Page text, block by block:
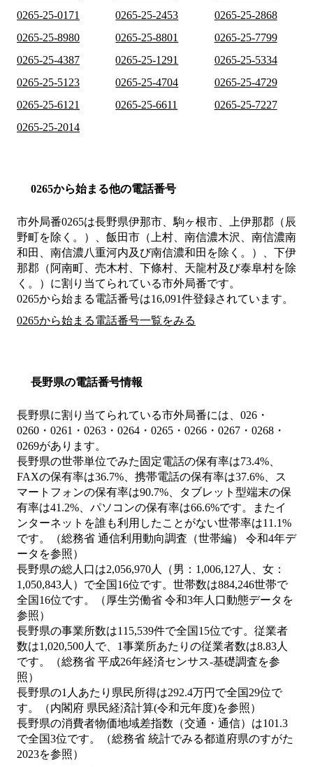
0265-25-0171
0265-25-2453
0265-25-2868
0265-25-8980
0265-25-8801
0265-25-7799
0265-25-4387
0265-25-1291
0265-25-5334
0265-25-5123
0265-25-4704
0265-25-4729
0265-25-6121
0265-25-6611
0265-25-7227
0265-25-2014
0265から始まる他の電話番号
市外局番0265は長野県伊那市、駒ヶ根市、上伊那郡（辰
野町を除く。）、飯田市（上村、南信濃木沢、南信濃南
和田、南信濃八重河内及び南信濃和田を除く。）、下伊
那郡（阿南町、売木村、下條村、天龍村及び泰阜村を除
く。） に割り当てられている市外局番です。
0265から始まる電話番号は16,091件登録されています。
0265から始まる電話番号一覧をみる
長野県の電話番号情報
長野県に割り当てられている市外局番には、026・
0260・0261・0263・0264・0265・0266・0267・0268・
0269があります。
長野県の世帯単位でみた固定電話の保有率は73.4%、
FAXの保有率は36.7%、携帯電話の保有率は37.6%、ス
マートフォンの保有率は90.7%、タブレット型端末の保
有率は41.2%、パソコンの保有率は66.6%です。またイ
ンターネットを誰も利用したことがない世帯率は11.1%
です。（総務省 通信利用動向調査（世帯編） 令和4年デ
ータを参照）
長野県の総人口は2,056,970人（男：1,006,127人、女：
1,050,843人）で全国16位です。世帯数は884,246世帯で
全国16位です。（厚生労働省 令和3年人口動態データを
参照）
長野県の事業所数は115,539件で全国15位です。従業者
数は1,020,500人で、1事業所あたりの従業者数は8.83人
です。（総務省 平成26年経済センサス‐基礎調査を参
照）
長野県の1人あたり県民所得は292.4万円で全国29位で
す。（内閣府 県民経済計算(令和元年度)を参照）
長野県の消費者物価地域差指数（交通・通信）は101.3
で全国3位です。（総務省 統計でみる都道府県のすがた
2023を参照）